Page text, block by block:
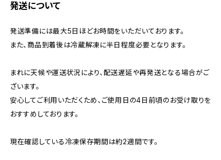
発送について
発送準備には最大5日ほどお時間をいただいております。
また、商品到着後は冷蔵解凍に半日程度必要となります。
まれに天候や運送状況により、配送遅延や再発送となる場合がご
ざいます。
安心してご利用いただくため、ご使用日の4日前頃のお受け取りを
おすすめしております。
現在確認している冷凍保存期間は約2週間です。